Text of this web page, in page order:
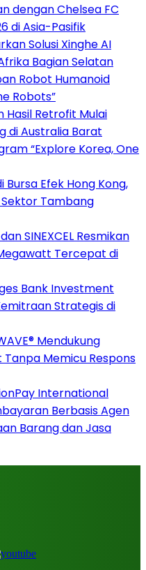
dengan Chelsea FC
di Asia-Pasifik
Solusi Xinghe AI
Bagian Selatan
Robot Humanoid
Robots”
Hasil Retrofit Mulai
di Australia Barat
“Explore Korea, One
Bursa Efek Hong Kong,
Tambang
SINEXCEL Resmikan
Tercepat di
Bank Investment
Strategis di
Mendukung
Memicu Respons
International
Berbasis Agen
Barang dan Jasa